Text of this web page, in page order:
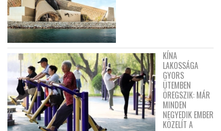
KÍNA
LAKOSSÁGA
GYORS
ÜTEMBEN
ÖREGSZIK: MÁR
MINDEN
NEGYEDIK EMBER
KÖZELÍT A